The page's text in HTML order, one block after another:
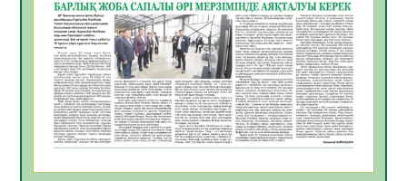
06.08.2026
51
ҚЫЗЫЛОРДАДА «САНАЛЫ ҰРПАҚ –
ЖАРҚЫН БОЛАШАҚ» АТТЫ КЕҢЕЙТІЛГЕН
МӘЖІЛІС ӨТТІ
05.08.2026
52
Қазақстан Орталық Азиядағы көшуге ең